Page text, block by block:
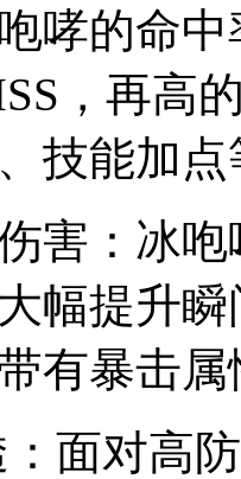
哮的命
，再高
技能加
害：冰
幅提升
有暴击
面对高